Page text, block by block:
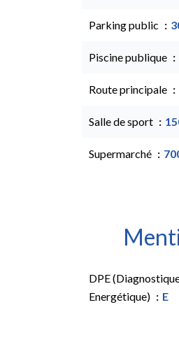
Parking public
Piscine publique
Route principale
Salle de sport
Supermarché
DPE
Energétique)
E